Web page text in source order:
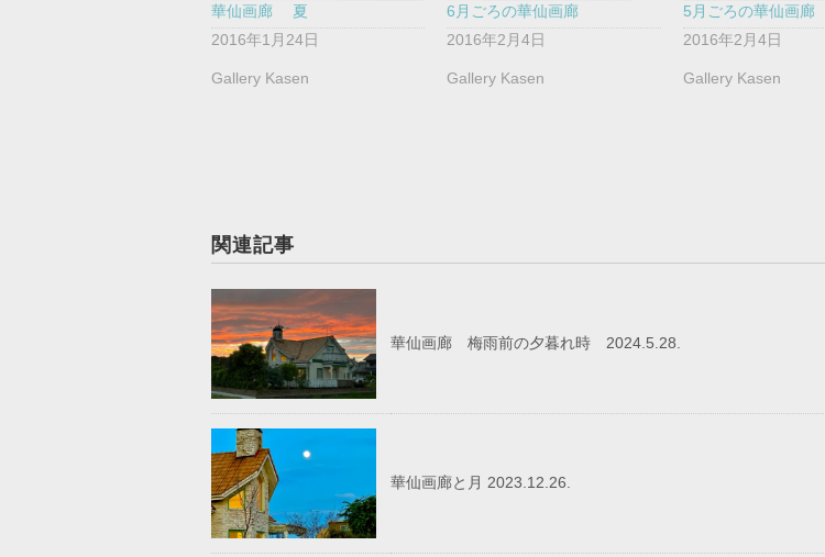
華仙画廊 夏
2016年1月24日
Gallery Kasen
6月ごろの華仙画廊
2016年2月4日
Gallery Kasen
5月ごろの華仙画廊
2016年2月4日
Gallery Kasen
関連記事
華仙画廊 梅雨前の夕暮れ時 2024.5.28.
華仙画廊と月 2023.12.26.